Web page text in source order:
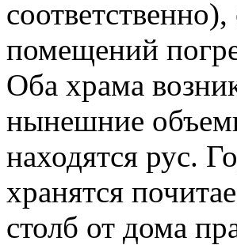
помещений
Оба храма
нынешние
находятся рус.
хранятся
столб от дома